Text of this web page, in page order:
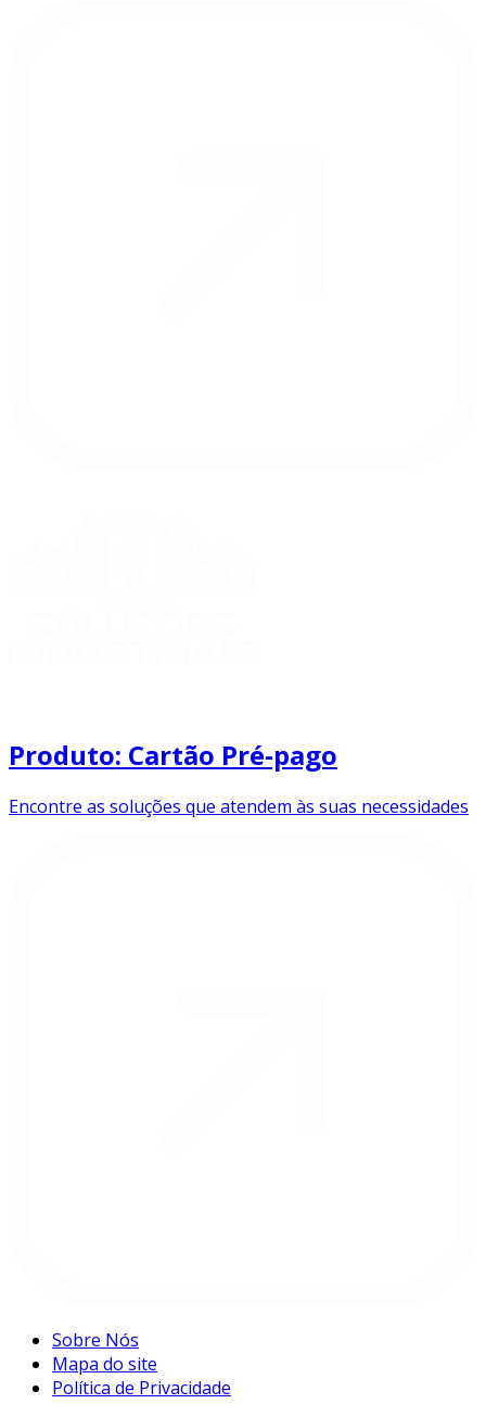
Produto: Cartão Pré-pago
Encontre as soluções que atendem às suas necessidades
Sobre Nós
Mapa do site
Política de Privacidade